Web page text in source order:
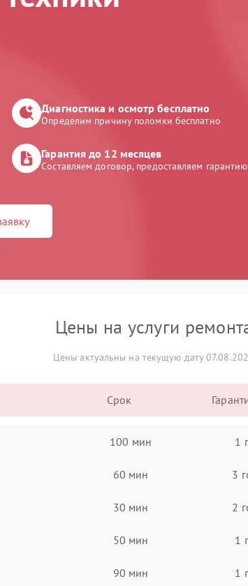
Диагностика и осмотр бесплатно
Определим причину поломки бесплатно
Гарантия до 12 месяцев
Составляем договор, предоставляем гарантию
Цены на услуги
Цены актуальны на текущую дату
Срок
100 мин 1
60 мин 3
30 мин 2
50 мин 1
90 мин 1